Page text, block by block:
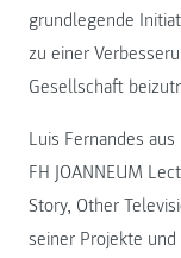
grundlegende
zu einer
Gesellschaft
Luis Fernandes
FH JOANNEUM
Story, Other
seiner Projekte